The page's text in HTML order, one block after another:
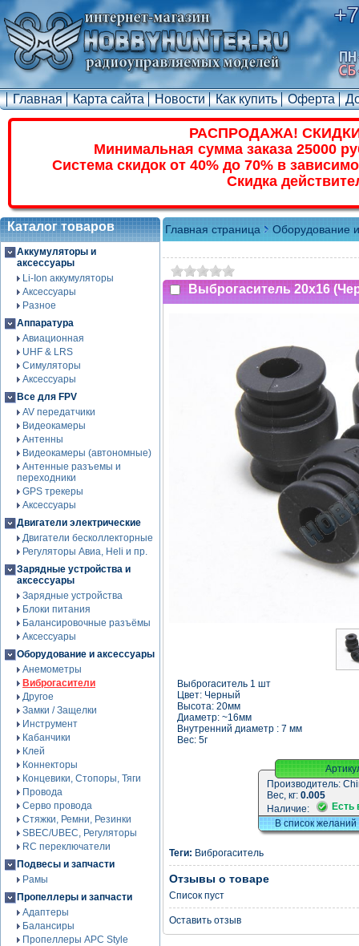
Главная Карта сайта Новости Как купить Оферта
РАСПРОДАЖА!
Минимальная сумма заказа 25000
Система скидок от 40% до 70% в
Скидка
Каталог товаров
Аккумуляторы и
аксессуары
Li-Ion аккумуляторы
Аксессуары
Разное
Аппаратура
Авиационная
UHF & LRS
Симуляторы
Аксессуары
Все для FPV
AV передатчики
Видеокамеры
Антенны
Видеокамеры (автономные)
Антенные разъемы и
переходники
GPS трекеры
Аксессуары
Двигатели электрические
Двигатели бесколлекторные
Регуляторы Авиа, Heli и пр.
Зарядные устройства и
аксессуары
Зарядные устройства
Блоки питания
Балансировочные разъёмы
Аксессуары
Оборудование и аксессуары
Анемометры
Виброгасители
Другое
Замки / Защелки
Инструмент
Кабанчики
Клей
Коннекторы
Концевики, Стопоры, Тяги
Провода
Серво провода
Стяжки, Ремни, Резинки
SBEC/UBEC, Регуляторы
RC переключатели
Подвесы и запчасти
Рамы
Пропеллеры и запчасти
Адаптеры
Балансиры
Пропеллеры APC Style
Главная страница Оборудование
Выброгаситель 20x16
Выброгаситель 1 шт
Цвет: Черный
Высота: 20мм
Диаметр: ~16мм
Внутренний диаметр : 7 мм
Вес: 5г
Производитель:
Вес, кг: 0.005
Наличие:
Есть
В список желаний
Теги: Виброгаситель
Отзывы о товаре
Список пуст
Оставить отзыв